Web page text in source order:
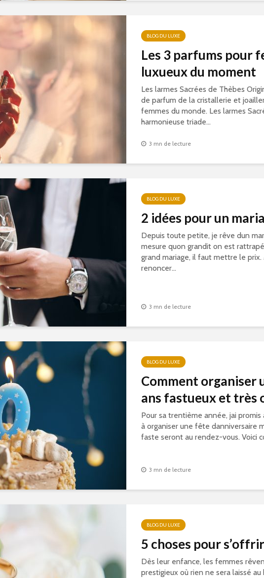
BLOG DU LUXE
Les 3 parfums pour
luxueux du moment
Les larmes Sacrées de Thèbes
de parfum de la cristallerie et
femmes du monde. Les larmes
harmonieuse triade...
3 mn de lecture
BLOG DU LUXE
2 idées pour un
Depuis toute petite, je rêve dun
mesure quon grandit on est
grand mariage, il faut mettre le prix.
renoncer...
3 mn de lecture
BLOG DU LUXE
Comment organiser
ans fastueux et très
Pour sa trentième année, jai
à organiser une fête
faste seront au rendez-vous. Voici
3 mn de lecture
BLOG DU LUXE
5 choses pour
Dès leur enfance, les femmes
prestigieux où rien ne sera laissé